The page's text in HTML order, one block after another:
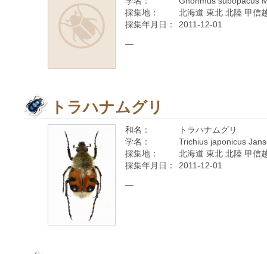
採集地：
北海道 東北 北陸 甲信
採集年月日：
2011-12-01
—
トラハナムグリ
和名：
トラハナムグリ
学名：
Trichius japonicus
採集地：
北海道 東北 北陸 甲信
採集年月日：
2011-12-01
—